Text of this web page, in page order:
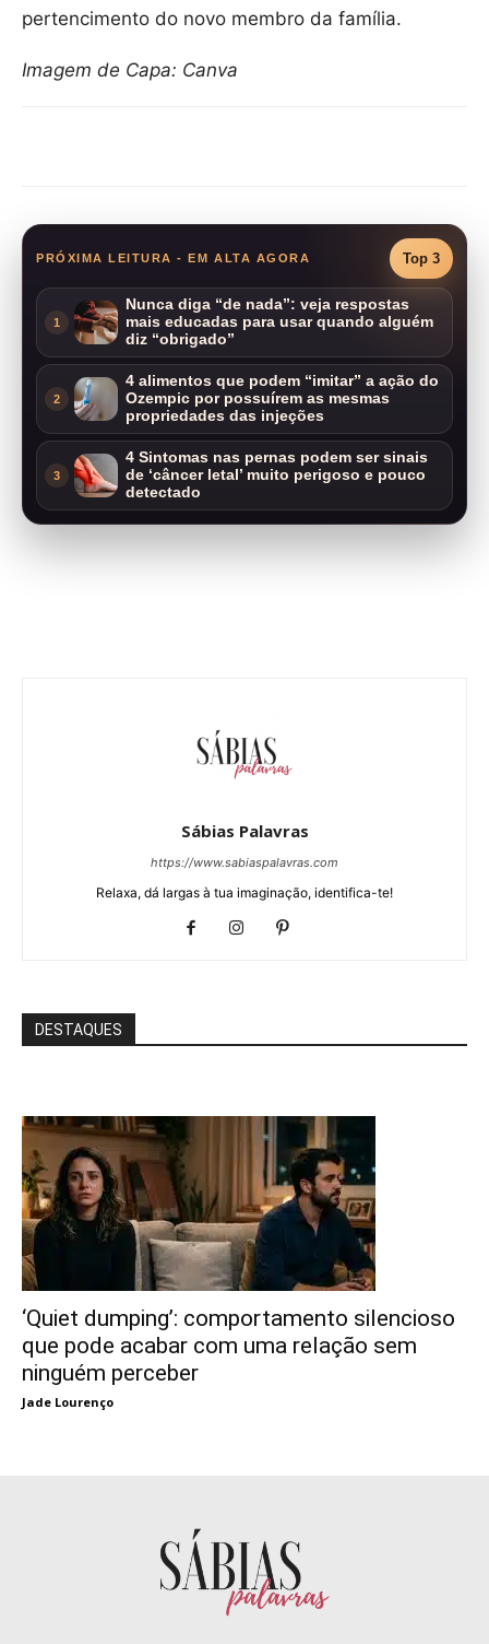
pertencimento do novo membro da família.
Imagem de Capa: Canva
PRÓXIMA LEITURA - EM ALTA AGORA Top 3
1
Nunca diga “de nada”: veja respostas
mais educadas para usar quando alguém
diz “obrigado”
2
4 alimentos que podem “imitar” a ação do
Ozempic por possuírem as mesmas
propriedades das injeções
3
4 Sintomas nas pernas podem ser sinais
de ‘câncer letal’ muito perigoso e pouco
detectado
Sábias Palavras
https://www.sabiaspalavras.com
Relaxa, dá largas à tua imaginação, identifica-te!
DESTAQUES
‘Quiet dumping’: comportamento silencioso
que pode acabar com uma relação sem
ninguém perceber
Jade Lourenço